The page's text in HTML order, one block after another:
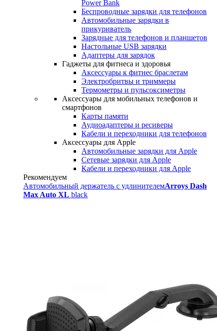
Power Bank
Беспроводные зарядки для телефонов
Автомобильные зарядки в
прикуриватель
Зарядные для телефонов и планшетов
Настольные USB зарядки
Адаптеры для зарядок
Гаджеты для фитнеса и здоровья
Аксессуары к фитнес браслетам
Электробритвы и триммеры
Термометры и пульсоксиметры
Аксессуары для мобильных телефонов и
смартфонов
Карты памяти
Аудиоадаптеры и ресиверы
Кабели и переходники для телефонов
Аксессуары для Apple
Автомобильные зарядки для Apple
Сетевые зарядки для Apple
Кабели и переходники для Apple
Рекомендуем
Автомобильный держатель с удлинителемArroys Dash
Max Auto XL black